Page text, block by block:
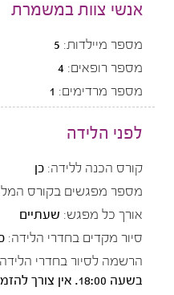
אנשי צוות במשמרת
מספר מיילדות: 5
מספר רופאים: 4
מספר מרדימים: 1
לפני הלידה
קורס הכנה ללידה: כן
מספר מפגשים בקורס
אורך כל מפגש: שעתיים
סיור מקדים בחדרי הלידה:
הרשמה לסיור בחדרי
בשעה 18:00. אין צורך להזמין מקום מראש